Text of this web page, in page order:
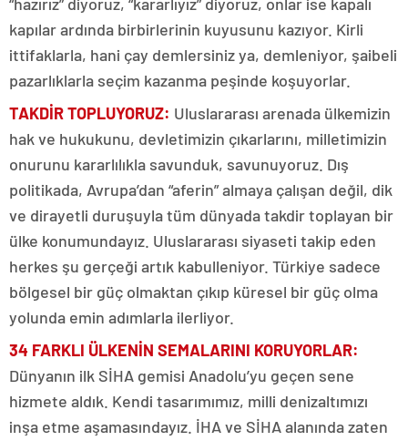
kapılar ardında birbirlerinin kuyusunu kazıyor. Kirli
ittifaklarla, hani çay demlersiniz ya, demleniyor, şaibeli
pazarlıklarla seçim kazanma peşinde koşuyorlar.
TAKDİR TOPLUYORUZ: Uluslararası arenada ülkemizin
hak ve hukukunu, devletimizin çıkarlarını, milletimizin
onurunu kararlılıkla savunduk, savunuyoruz. Dış
politikada, Avrupa’dan “aferin” almaya çalışan değil, dik
ve dirayetli duruşuyla tüm dünyada takdir toplayan bir
ülke konumundayız. Uluslararası siyaseti takip eden
herkes şu gerçeği artık kabulleniyor. Türkiye sadece
bölgesel bir güç olmaktan çıkıp küresel bir güç olma
yolunda emin adımlarla ilerliyor.
34 FARKLI ÜLKENİN SEMALARINI KORUYORLAR:
Dünyanın ilk SİHA gemisi Anadolu’yu geçen sene
hizmete aldık. Kendi tasarımımız, milli denizaltımızı
inşa etme aşamasındayız. İHA ve SİHA alanında zaten